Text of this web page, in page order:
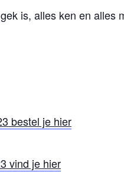
is, alles ken en
bestel je hier
vind je hier